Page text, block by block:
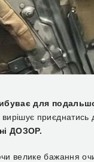
для
ДОЗОР.
бажання